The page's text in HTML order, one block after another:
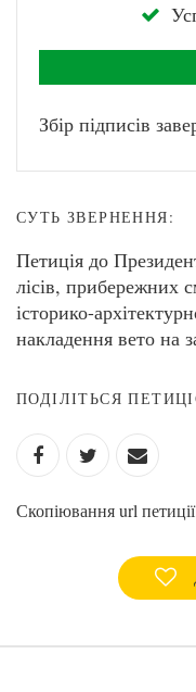
Збір підписів
СУТЬ ЗВЕРНЕННЯ:
Петиція до
лісів, прибережних
історико-
накладення вето на
ПОДІЛІТЬСЯ
Скопіювання url петиції